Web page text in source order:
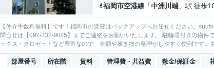
福岡市空港線 「中洲川端 」駅 徒歩
【仲介手数料無料】です！福岡市の賃貸はバックアップへお任せください。
問合せは【092-332-9085】までご連絡をお願いいたします。 駐輪場付きの物件
ックス・クロゼットなど豊富なので、衣類や履き物の整理がしやすく便利です。
部屋番号 所在階 賃料 管理費・共益費 敷金/保証金